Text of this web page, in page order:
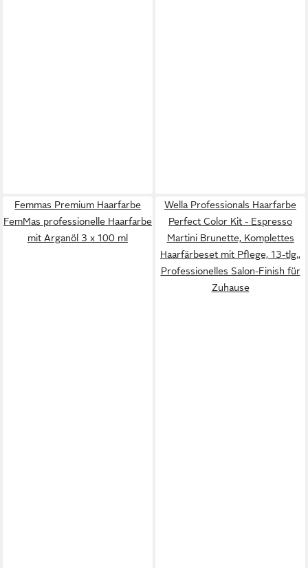
Femmas Premium Haarfarbe
FemMas professionelle Haarfarbe
mit Arganöl 3 x 100 ml
Wella Professionals Haarfarbe
Perfect Color Kit - Espresso
Martini Brunette, Komplettes
Haarfärbeset mit Pflege, 13-tlg.,
Professionelles Salon-Finish für
Zuhause